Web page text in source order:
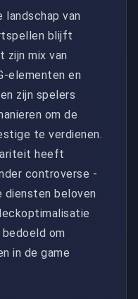
landschap van
blijft
zijn mix van
elementen en
zijn spelers
om de
te verdienen.
heeft
controverse -
diensten beloven
om
in de game